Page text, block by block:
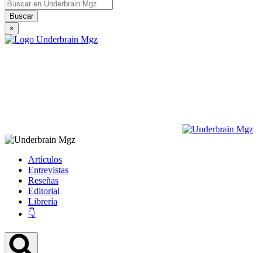
×
Artículos
Entrevistas
Reseñas
Editorial
Librería
👇